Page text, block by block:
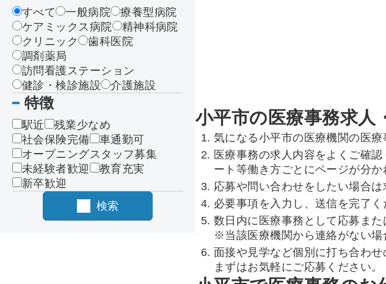
すべて 一般病院
療養型病院
ケアミックス病院
精神科病院
クリニック
歯科医院
調剤薬局
訪問看護ステーション
健診・検診施設
介護施設
特徴
駅近
残業少なめ
社会保険完備
車通勤可
オープニングスタッフ募集
未経験者歓迎
教育充実
新卒歓迎
検索
小平市の医療事務求人
気になる小平市の医療機関の医
医療事務の求人内容をよくご確
ート等働き方ごとにページが分
応募や問い合わせをしたい場合
必要事項を入力し、送信を完了く
数日内に医療事務として応募ま
※当該医療機関から連絡がない場
面接や見学など個別に打ち合わせ
まずはお気軽にご応募ください。